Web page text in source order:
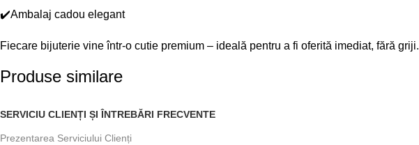
✔️Ambalaj cadou elegant
Fiecare bijuterie vine într-o cutie premium – ideală pentru a fi oferită imediat, fără griji.
Produse similare
SERVICIU CLIENȚI ȘI ÎNTREBĂRI FRECVENTE
Prezentarea Serviciului Clienți